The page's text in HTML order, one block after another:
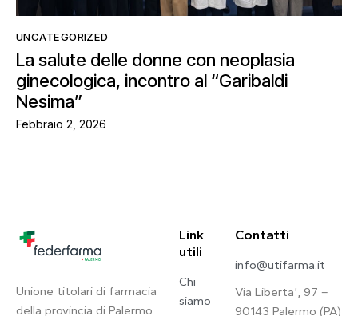
UNCATEGORIZED
La salute delle donne con neoplasia
ginecologica, incontro al “Garibaldi
Nesima”
Febbraio 2, 2026
Unione titolari di farmacia
della provincia di Palermo.
Link
utili
Chi
siamo
Contatti
info@utifarma.it
Via Liberta’, 97 –
90143 Palermo (PA)